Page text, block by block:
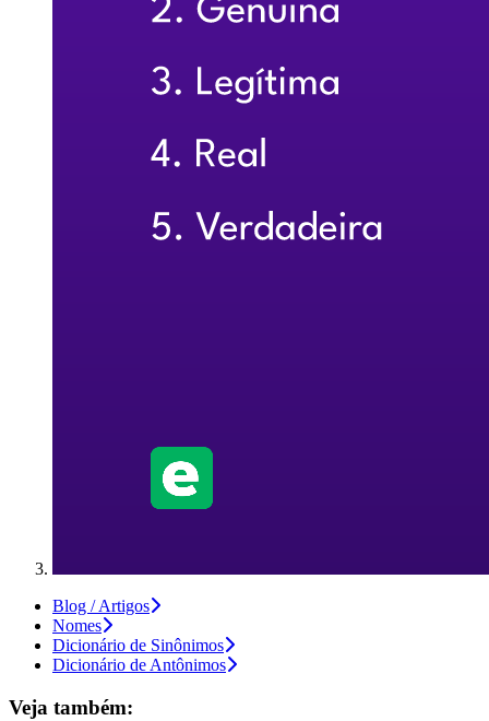
Blog / Artigos
Nomes
Dicionário de Sinônimos
Dicionário de Antônimos
Veja também: